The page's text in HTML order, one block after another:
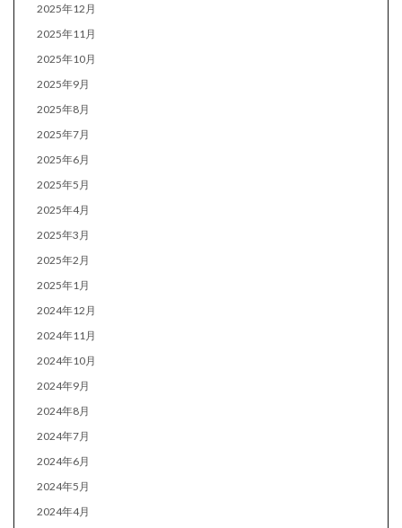
2025年12月
2025年11月
2025年10月
2025年9月
2025年8月
2025年7月
2025年6月
2025年5月
2025年4月
2025年3月
2025年2月
2025年1月
2024年12月
2024年11月
2024年10月
2024年9月
2024年8月
2024年7月
2024年6月
2024年5月
2024年4月